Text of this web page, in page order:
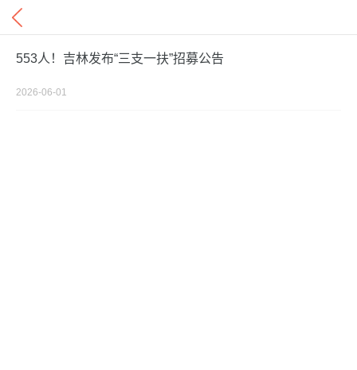
553人！吉林发布“三支一扶”招募公告
2026-06-01